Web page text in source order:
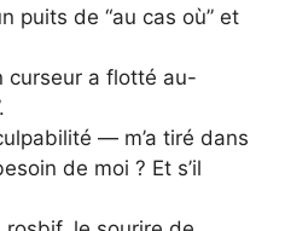
puits de “au cas où” et
curseur a flotté au-
— m’a tiré dans
de moi ? Et s’il